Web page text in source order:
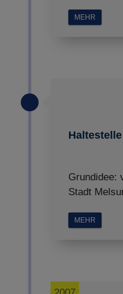
MEHR
Grundidee:
Stadt
MEHR
Details